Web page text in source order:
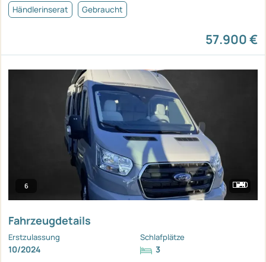
Händlerinserat Gebraucht
57.900 €
6
Fahrzeugdetails
Erstzulassung
10/2024
Schlafplätze
3